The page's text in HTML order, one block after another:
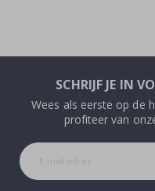
SCHRIJF JE IN
Wees als eerste op de
profiteer van